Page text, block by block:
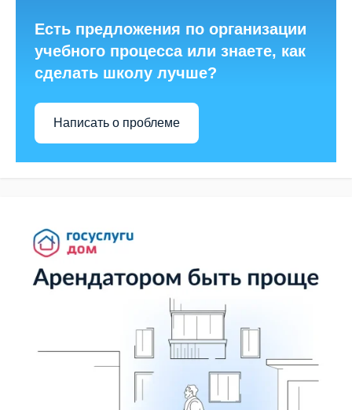
Есть предложения по организации
учебного процесса или знаете, как
сделать школу лучше?
Написать о проблеме